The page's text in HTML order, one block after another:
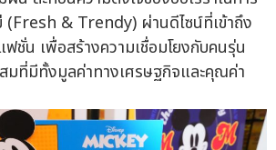
(Fresh & Trendy) ผ่านดีไซน์ที่เข้าถึง
ชั่น เพื่อสร้างความเชื่อมโยงกับคนรุ่น
มที่มีทั้งมูลค่าทางเศรษฐกิจและคุณค่า